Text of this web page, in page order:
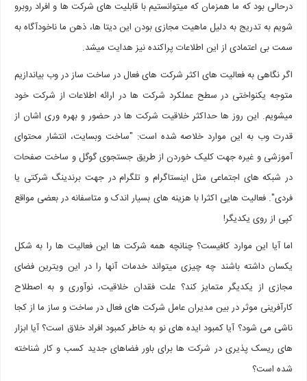
درحالی بود که ما همزمان که میتوانستیم با قابلیت های شرکت ها و افراد روبرو
شویم به تدریج به دلیل ماهیت مجازی بودن این دیتا ها، ذهن ما ناخودآگاه به
سمت بی اعتمادی از این اطلاعات پراکنده نیز هدایت میشد.
اگر نگاهی به فعالیت های اکثر شرکت های فعال در ساخت ساز در وب بیاندازیم
متوجه یکنواختی در سطح عملکرد شرکت ها در ارائه اطلاعات از شرکت خود
میشویم. این روز ها حداکثر خلاقیت شرکت ها در حضور و بهره وری اشان از
قدرت وب به این موارد خلاصه شده است: "ساخت وبسایت، انتشار محتوای
آموزشی و غیره جهت کلیک خوردن از طریق جستجوی گوگل و ساخت صفحات
در شبکه های اجتماعی مثل اینستاگرام و تلگرام در جهت برندینگ شرکتی یا
فردی". فعالیت هایی اکثرا با هزینه های بسیار اندک و متاسفانه در بعضی مواقع
کپی از روی یکدیگر!
اما آیا این موارد کافیست؟ چنانچه همه شرکت ها این فعالیت ها را به شکل
یکسان داشته باشند چه چیزی میتواند خدمات آنها را در این ویترین فضای
مجازی از یکدیگر متمایز کند؟ علت فقدان خلاقیت، نوآوری و به اصطلاح
کارآفرینی موثر در بین مدیران عامل شرکت های فعال در ساخت و ساز ما از کجا
ناشی می شود؟ آیا کمبود ایده های نو به خاطر کمبود افراد خلاق است؟ آیا ابزار
های ریسک پذیری در شرکت ها برای باور فضاهای جدید کسب و کار شناخته
شده است؟